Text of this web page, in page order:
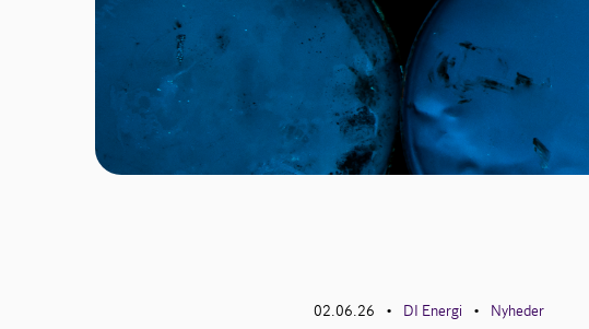
02.06.26 • DI Energi • Nyheder